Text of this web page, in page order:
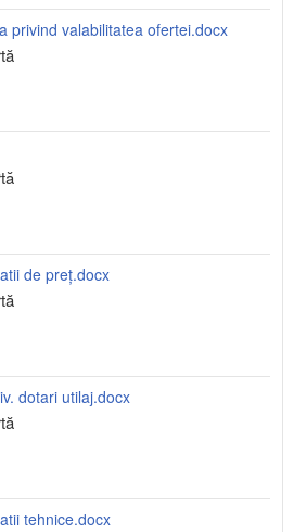
privind valabilitatea ofertei.docx
de preț.docx
dotari utilaj.docx
tehnice.docx